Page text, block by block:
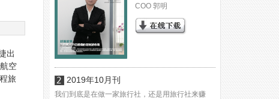
出
空
旅
COO 郭明
2019年10月刊
我们到底是在做一家旅行社，还是用旅行社来赚